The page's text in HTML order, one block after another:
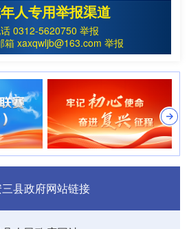
人专用举报渠道
0312-5620750 举报
箱 xaxqwljb@163.com 举报
县政府网站链接